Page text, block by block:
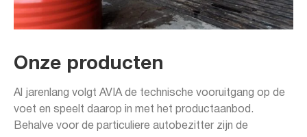
Onze producten
Al jarenlang volgt AVIA de technische vooruitgang op de
voet en speelt daarop in met het productaanbod.
Behalve voor de particuliere autobezitter zijn de